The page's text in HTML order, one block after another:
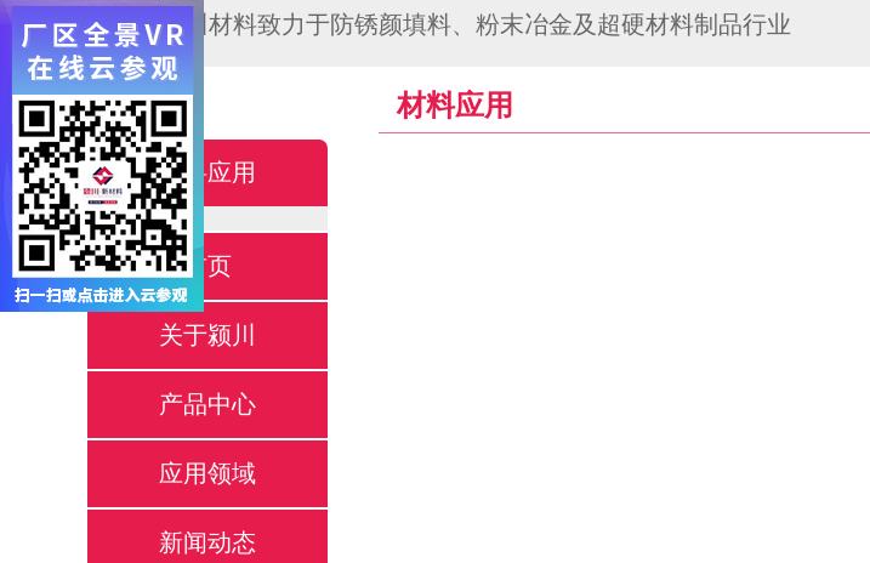
★★★颍川材料致力于防锈颜填料、粉末冶金及超硬材料制品行业
材料应用
首页
关于颍川
产品中心
应用领域
新闻动态
材料应用